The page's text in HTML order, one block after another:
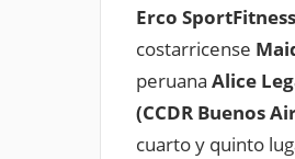
Erco SportFitness
costarricense
peruana Alice
(CCDR Buenos
cuarto y quinto